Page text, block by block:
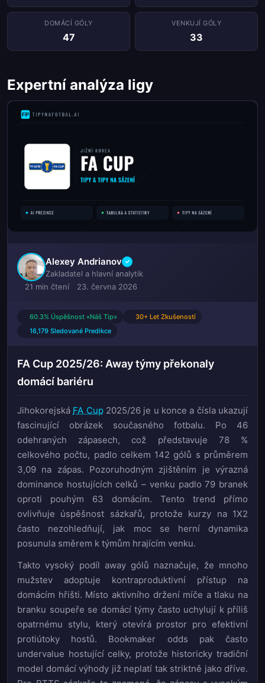
DOMÁCÍ GÓLY
47
VENKUJÍ GÓLY
33
Expertní analýza ligy
Alexey Andrianov ✓
Zakladatel a hlavní analytik
21 min čtení
23. června 2026
60.3% Úspěšnost «Náš Tip»
30+ Let Zkušeností
16,179 Sledované Predikce
FA Cup 2025/26: Away týmy překonaly
domácí bariéru
Jihokorejská FA Cup2025/26 je u konce a čísla ukazují
fascinující obrázek současného fotbalu. Po 46
odehraných zápasech, což představuje 78 %
celkového počtu, padlo celkem 142 gólů s průměrem
3,09 na zápas. Pozoruhodným zjištěním je výrazná
dominance hostujících celků – venku padlo 79 branek
oproti pouhým 63 domácím. Tento trend přímo
ovlivňuje úspěšnost sázkařů, protože kurzy na 1X2
často nezohledňují, jak moc se herní dynamika
posunula směrem k týmům hrajícím venku.
Takto vysoký podíl away gólů naznačuje, že mnoho
mužstev adoptuje kontraproduktivní přístup na
domácím hřišti. Místo aktivního držení míče a tlaku na
branku soupeře se domácí týmy často uchylují k příliš
opatrnému stylu, který otevírá prostor pro efektivní
protiútoky hostů. Bookmaker odds pak často
undervalue hostující celky, protože historicky tradiční
model domácí výhody již neplatí tak striktně jako dříve.